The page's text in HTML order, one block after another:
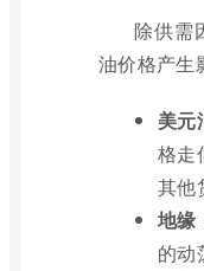
除供需
油价格产生
美元
格走
其他
地缘
的动